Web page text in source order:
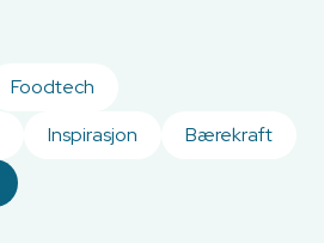
Foodtech
Inspirasjon
Bærekraft